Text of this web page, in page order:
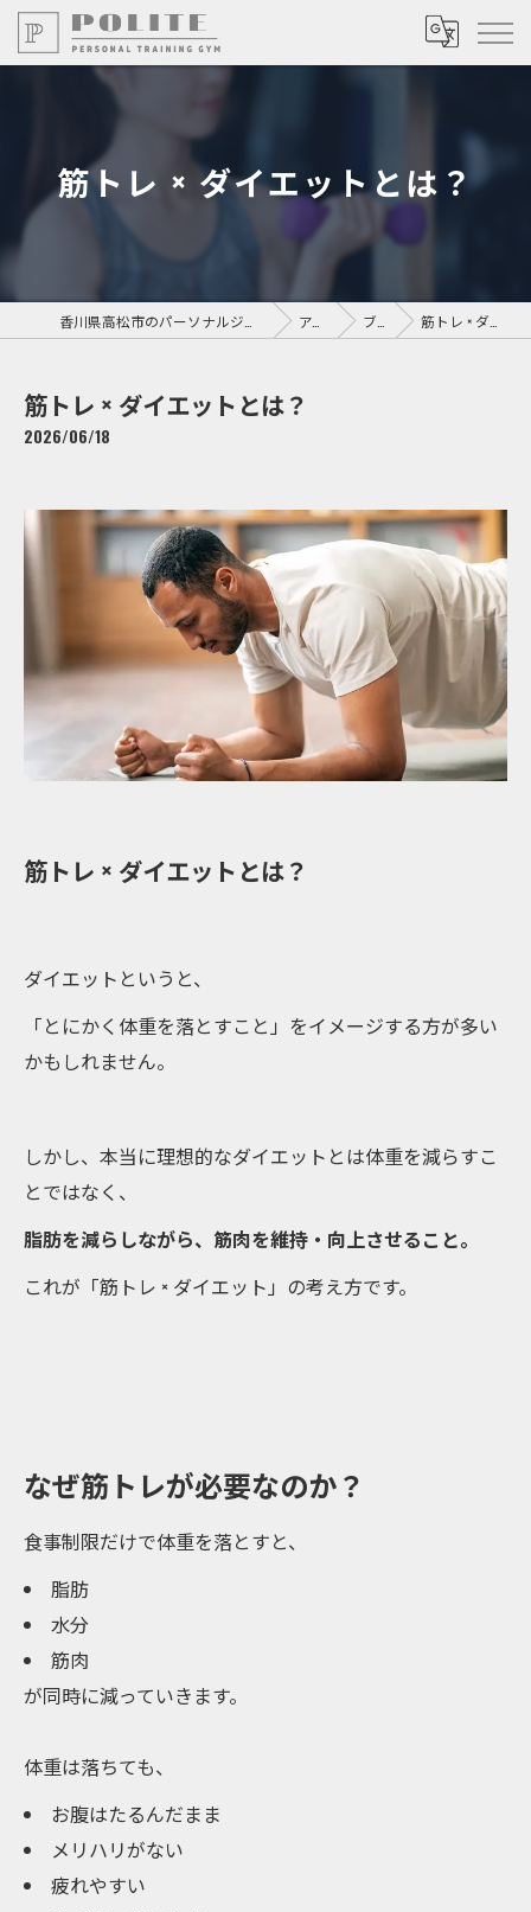
筋トレ × ダイエットとは？
アクセス ブログ 筋トレ × ダイエットとは？
筋トレ × ダイエットとは？
2026/06/18
筋トレ × ダイエットとは？
ダイエットというと、
「とにかく体重を落とすこと」をイメージする方が多い
かもしれません。
しかし、本当に理想的なダイエットとは体重を減らすこ
とではなく、
脂肪を減らしながら、筋肉を維持・向上させること。
これが「筋トレ × ダイエット」の考え方です。
なぜ筋トレが必要なのか？
食事制限だけで体重を落とすと、
脂肪
水分
筋肉
が同時に減っていきます。
体重は落ちても、
お腹はたるんだまま
メリハリがない
疲れやすい